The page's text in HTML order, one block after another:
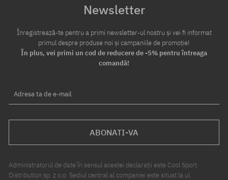
Newsletter
Înregistrează-te pentru a primi newsletter-ul nostru și vei fi informat
primul despre produse noi și campaniile de promoție!
În plus, vei primi un cod de reducere de -5% pentru întreaga
comandă!
Adresa ta de e-mail
ABONATI-VA
Administratorul de date în sensul acestei declarații este Cool Sport
Distribution sp. z o.o. Sediul central al companiei este situat la ul.